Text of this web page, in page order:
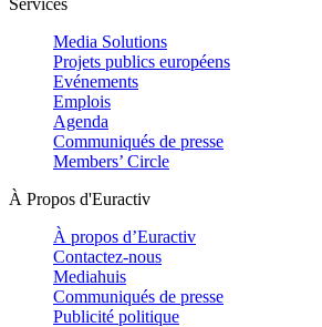
Services
Media Solutions
Projets publics européens
Evénements
Emplois
Agenda
Communiqués de presse
Members’ Circle
À Propos d'Euractiv
À propos d’Euractiv
Contactez-nous
Mediahuis
Communiqués de presse
Publicité politique